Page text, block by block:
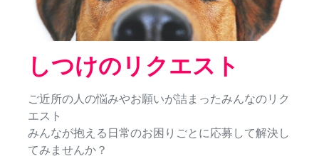
しつけのリクエスト
ご近所の人の悩みやお願いが詰まったみんなのリク
エスト
みんなが抱える日常のお困りごとに応募して解決し
てみませんか？